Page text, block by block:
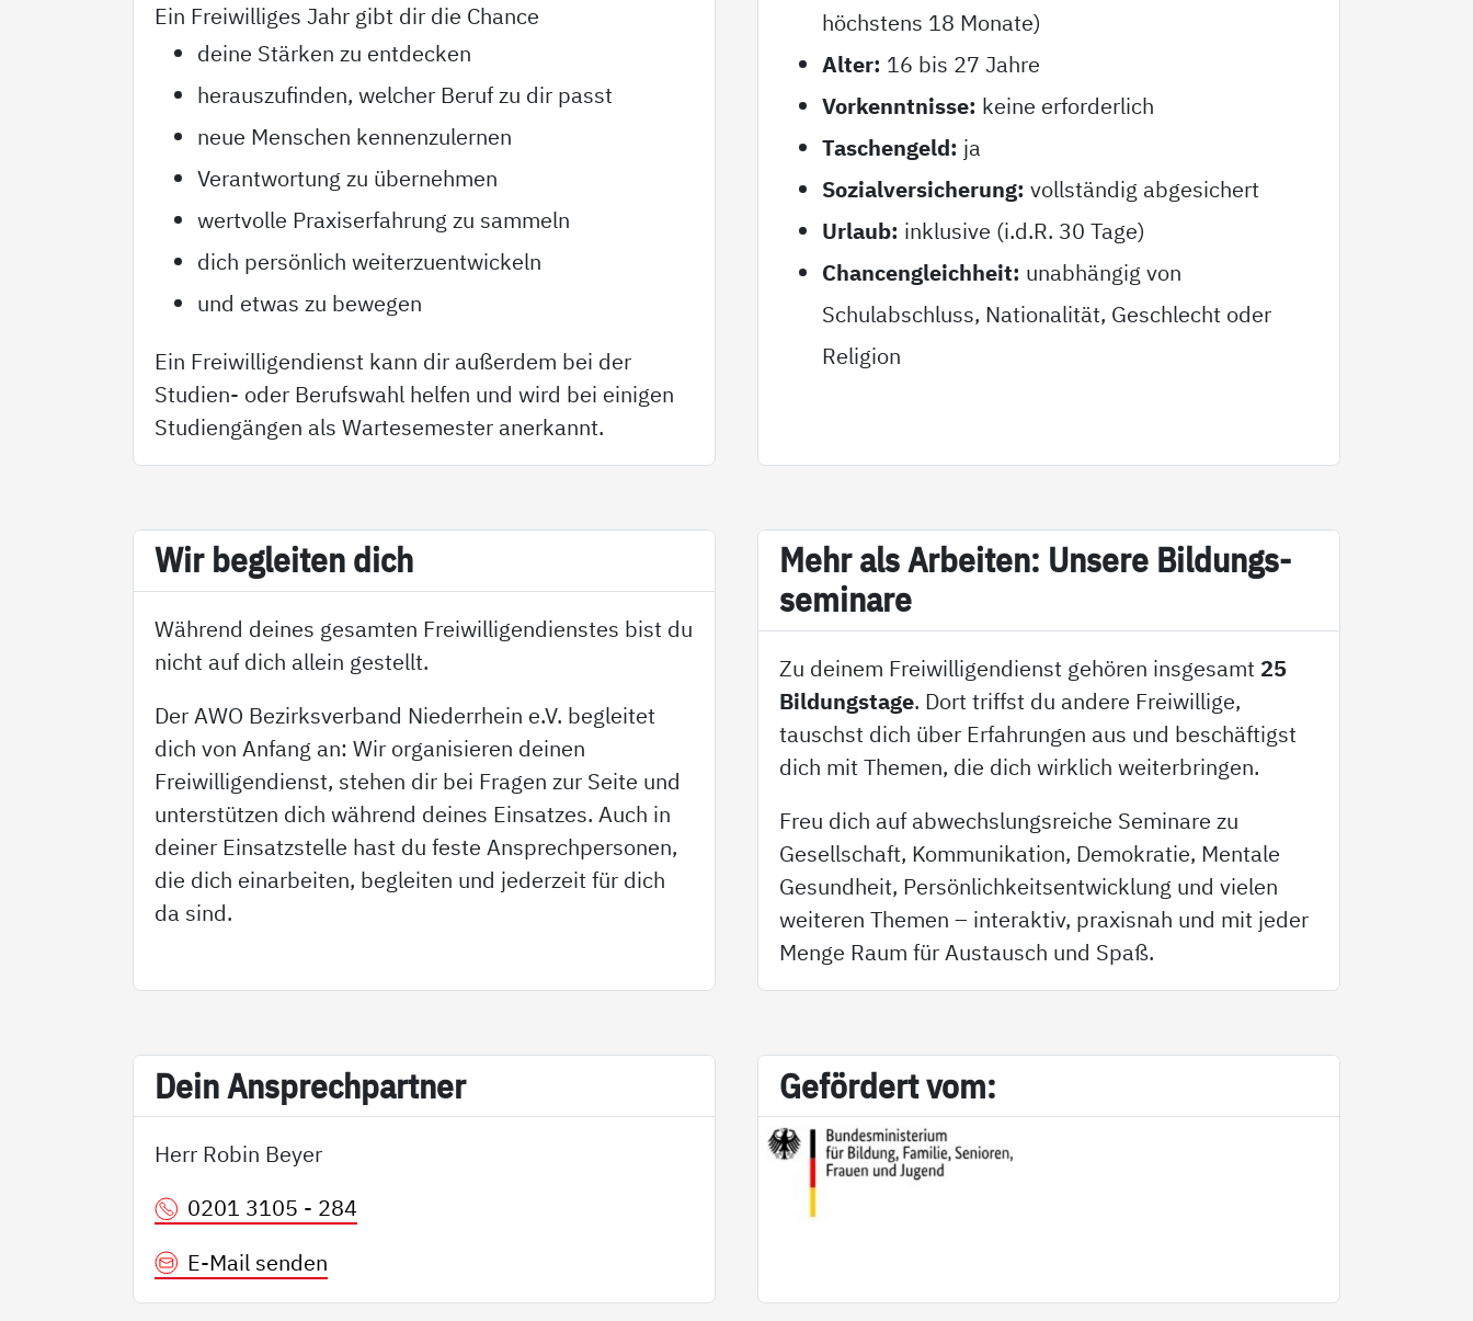
Ein Freiwilliges Jahr gibt dir die Chance
deine Stärken zu entdecken
herauszufinden, welcher Beruf zu dir passt
neue Menschen kennenzulernen
Verantwortung zu übernehmen
wertvolle Praxiserfahrung zu sammeln
dich persönlich weiterzuentwickeln
und etwas zu bewegen
Ein Freiwilligendienst kann dir außerdem bei der
Studien- oder Berufswahl helfen und wird bei einigen
Studiengängen als Wartesemester anerkannt.
höchstens 18 Monate)
Alter: 16 bis 27 Jahre
Vorkenntnisse: keine erforderlich
Taschengeld: ja
Sozialversicherung: vollständig abgesichert
Urlaub: inklusive (i.d.R. 30 Tage)
Chancengleichheit: unabhängig von
Schulabschluss, Nationalität, Geschlecht oder
Religion
Wir be­g­lei­ten dich
Während deines gesamten Freiwilligendienstes bist du
nicht auf dich allein gestellt.
Der AWO Bezirksverband Niederrhein e.V. begleitet
dich von Anfang an: Wir organisieren deinen
Freiwilligendienst, stehen dir bei Fragen zur Seite und
unterstützen dich während deines Einsatzes. Auch in
deiner Einsatzstelle hast du feste Ansprechpersonen,
die dich einarbeiten, begleiten und jederzeit für dich
da sind.
Mehr als Ar­bei­ten: Un­se­re Bil­dungs­
se­mi­na­re
Zu deinem Freiwilligendienst gehören insgesamt 25
Bildungstage. Dort triffst du andere Freiwillige,
tauschst dich über Erfahrungen aus und beschäftigst
dich mit Themen, die dich wirklich weiterbringen.
Freu dich auf abwechslungsreiche Seminare zu
Gesellschaft, Kommunikation, Demokratie, Mentale
Gesundheit, Persönlichkeitsentwicklung und vielen
weiteren Themen – interaktiv, praxisnah und mit jeder
Menge Raum für Austausch und Spaß.
Dein An­sp­rech­part­ner
Herr Robin Beyer
0201 3105 - 284
E-Mail senden
Ge­för­dert vom: